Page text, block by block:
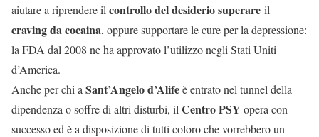
aiutare a riprendere il controllo del desiderio superare il
craving da cocaina, oppure supportare le cure per la depressione:
la FDA dal 2008 ne ha approvato l’utilizzo negli Stati Uniti
d’America.
Anche per chi a Sant’Angelo d’Alifeè entrato nel tunnel della
dipendenza o soffre di altri disturbi, il Centro PSY opera con
successo ed è a disposizione di tutti coloro che vorrebbero un